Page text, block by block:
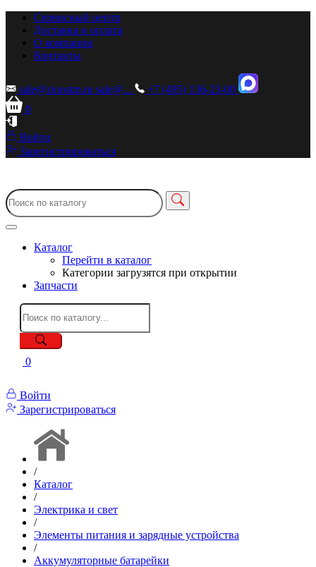
Сервисный центр
Доставка и оплата
О компании
Контакты
sale@zionstm.ru sale@...
+7 (495) 136-23-00
0
Войти
Зарегистрироваться
Каталог
Перейти в каталог
Категории загрузятся при открытии
Запчасти
0
Войти
Зарегистрироваться
/
Каталог
/
Электрика и свет
/
Элементы питания и зарядные устройства
/
Аккумуляторные батарейки